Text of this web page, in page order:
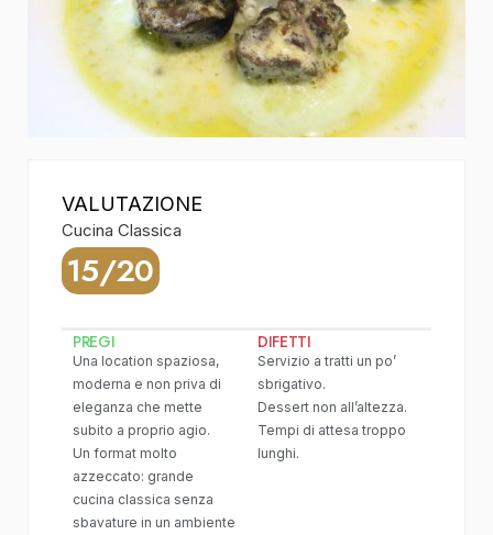
VALUTAZIONE
Cucina Classica
15/20
PREGI
Una location spaziosa,
moderna e non priva di
eleganza che mette
subito a proprio agio.
Un format molto
azzeccato: grande
cucina classica senza
sbavature in un ambiente
DIFETTI
Servizio a tratti un po’
sbrigativo.
Dessert non all’altezza.
Tempi di attesa troppo
lunghi.